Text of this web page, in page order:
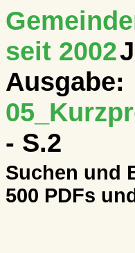
seit 2002
Ausgabe:
- S.2
Suchen und
500 PDFs